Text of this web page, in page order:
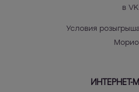
в VK
Условия
ИНТЕРНЕТ-